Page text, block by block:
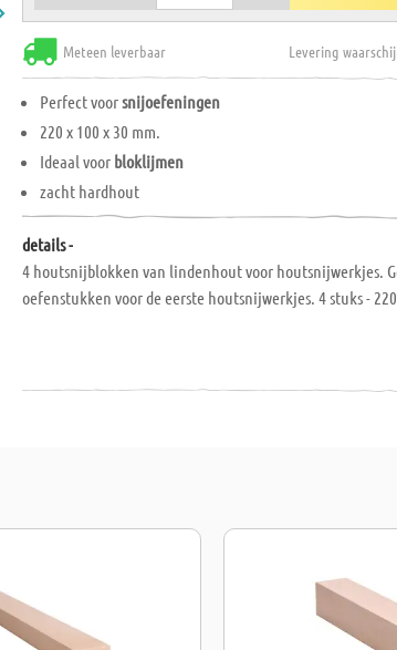
Meteen leverbaar Levering
Perfect voorsnijoefeningen
220 x 100 x 30 mm.
Ideaal voor bloklijmen
zacht hardhout
details -
4 houtsnijblokken van lindenhout voor houtsnijwerkjes.
oefenstukken voor de eerste houtsnijwerkjes. 4 stuks -